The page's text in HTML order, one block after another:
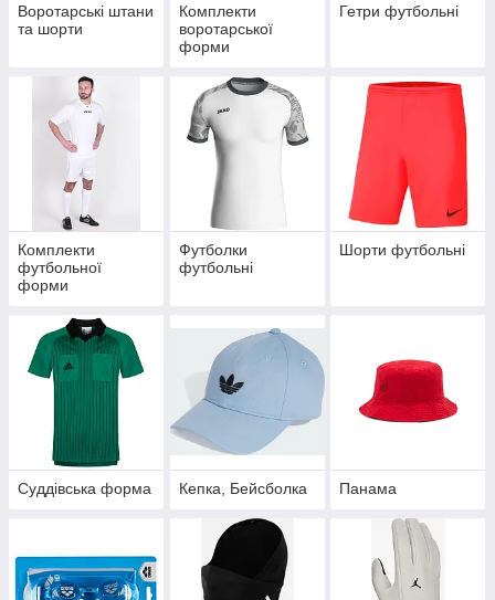
Воротарські штани
та шорти
Комплекти
воротарської
форми
Гетри футбольні
Комплекти
футбольної
форми
Футболки
футбольні
Шорти футбольні
Суддівська форма Кепка, Бейсболка Панама